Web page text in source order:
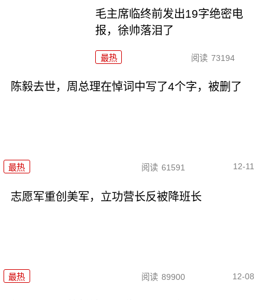
毛主席临终前发出19字绝密电
报，徐帅落泪了
最热 阅读 73194
陈毅去世，周总理在悼词中写了4个字，被删了
最热 阅读 61591 12-11
志愿军重创美军，立功营长反被降班长
最热 阅读 89900 12-08